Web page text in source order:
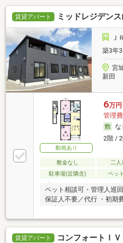
賃貸アパート ミッドレジデン
Ｊ
築3年
宮
新田
動画あり
6万円
管理
な
2階 /
敷金なし 二人
駐車場(近隣含)
ペッ
ペット相談可・管理人巡
保証人不要／代行 ・初期
賃貸アパート コンフォートＩＶ